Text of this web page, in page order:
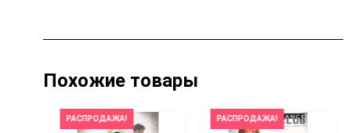
Похожие товары
РАСПРОДАЖА! РАСПРОДАЖА!